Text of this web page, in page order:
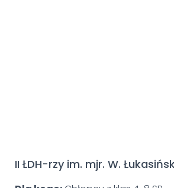
II ŁDH-rzy im. mjr. W.